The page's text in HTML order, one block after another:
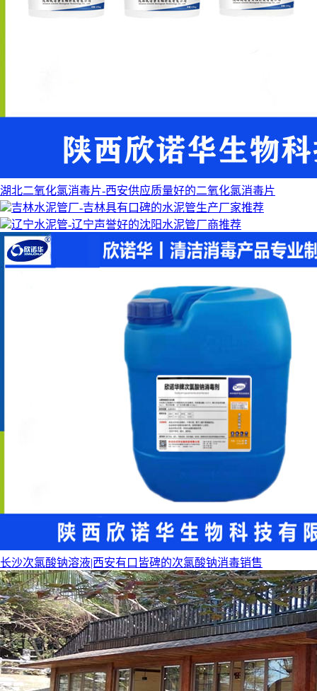
湖北二氧化氯消毒片-西安供应质量好的二氧化氯消毒片
吉林水泥管厂-吉林具有口碑的水泥管生产厂家推荐
辽宁水泥管-辽宁声誉好的沈阳水泥管厂商推荐
长沙次氯酸钠溶液|西安有口皆碑的次氯酸钠消毒销售